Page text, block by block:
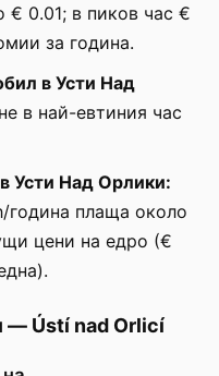
€ 0.01; в пиков час €
за година.
в Усти Над
в най-евтиния час
Усти Над Орлики:
година плаща около
цени на едро (€
— Ústí nad Orlicí